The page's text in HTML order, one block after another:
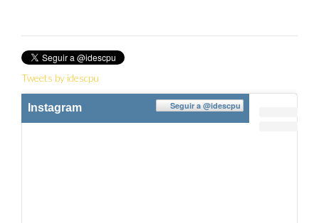
Tweets by idescpu
Instagram Seguir a @idescpu